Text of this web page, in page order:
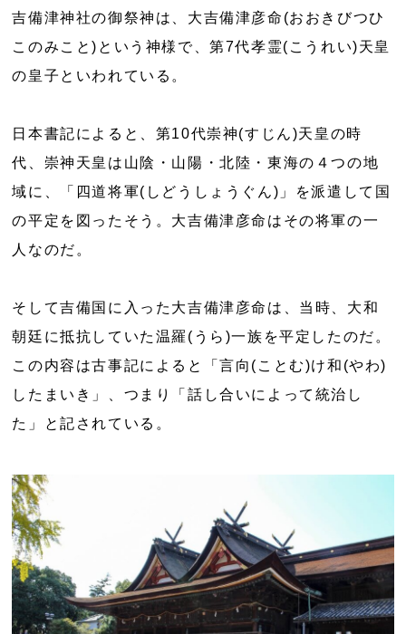
吉備津神社の御祭神は、大吉備津彦命(おおきびつひ
このみこと)という神様で、第7代孝霊(こうれい)天皇
の皇子といわれている。
日本書記によると、第10代崇神(すじん)天皇の時
代、崇神天皇は山陰・山陽・北陸・東海の４つの地
域に、「四道将軍(しどうしょうぐん)」を派遣して国
の平定を図ったそう。大吉備津彦命はその将軍の一
人なのだ。
そして吉備国に入った大吉備津彦命は、当時、大和
朝廷に抵抗していた温羅(うら)一族を平定したのだ。
この内容は古事記によると「言向(ことむ)け和(やわ)
したまいき」、つまり「話し合いによって統治し
た」と記されている。